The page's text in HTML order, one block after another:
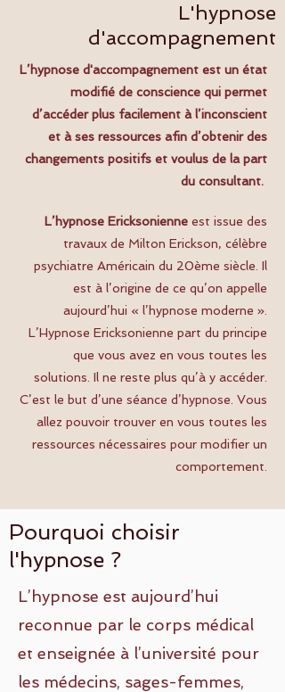
L'hypnose
d'accompagnement
L’hypnose d'accompagnement est un état
modifié de conscience qui permet
d’accéder plus facilement à l’inconscient
et à ses ressources afin d’obtenir des
changements positifs et voulus de la part
du consultant.
L’hypnose Ericksonienne est issue des
travaux de Milton Erickson, célèbre
psychiatre Américain du 20ème siècle. Il
est à l’origine de ce qu’on appelle
aujourd’hui « l’hypnose moderne ».
L’Hypnose Ericksonienne part du principe
que vous avez en vous toutes les
solutions. Il ne reste plus qu’à y accéder.
C’est le but d’une séance d’hypnose. Vous
allez pouvoir trouver en vous toutes les
ressources nécessaires pour modifier un
comportement.
Pourquoi choisir
l'hypnose ?
L’hypnose est aujourd’hui
reconnue par le corps médical
et enseignée à l’université pour
les médecins, sages-femmes,